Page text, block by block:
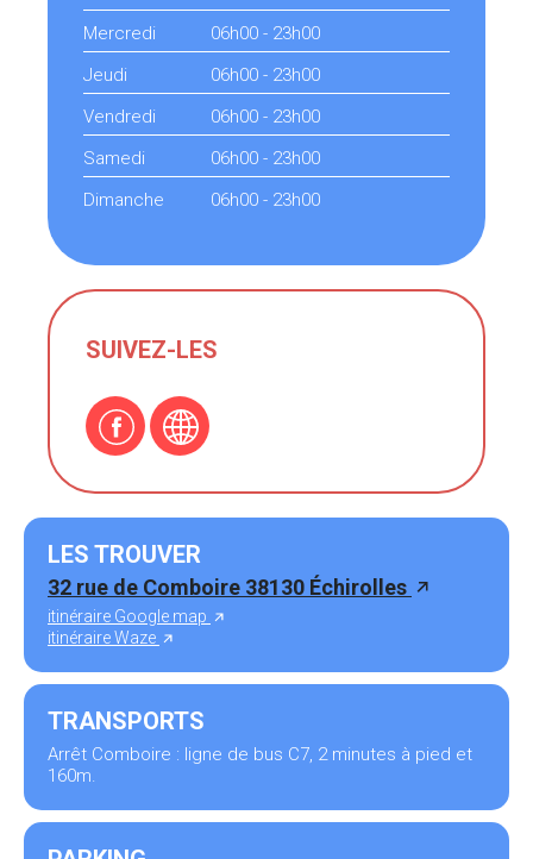
Mercredi
06h00 - 23h00
Jeudi
06h00 - 23h00
Vendredi
06h00 - 23h00
Samedi
06h00 - 23h00
Dimanche
06h00 - 23h00
SUIVEZ-LES
LES TROUVER
32 rue de Comboire 38130 Échirolles
itinéraire Google map
itinéraire Waze
TRANSPORTS
Arrêt Comboire : ligne de bus C7, 2 minutes à pied et
160m.